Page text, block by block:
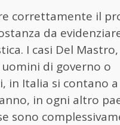
correttamente il
da
I casi Del
di governo o
in Italia si contano a
in ogni altro
sono